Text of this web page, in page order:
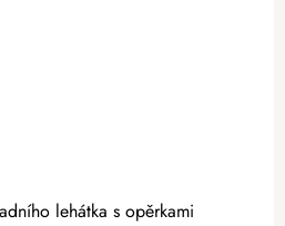
lehátka s opěrkami